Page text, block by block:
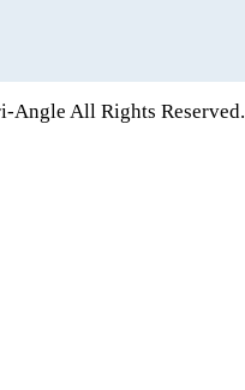
Angle All Rights Reserved.